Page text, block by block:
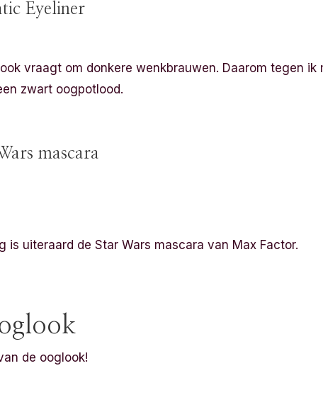
Eyeliner
vraagt om donkere wenkbrauwen. Daarom tegen
zwart oogpotlood.
mascara
is uiteraard de Star Wars mascara van Max Factor.
de ooglook!